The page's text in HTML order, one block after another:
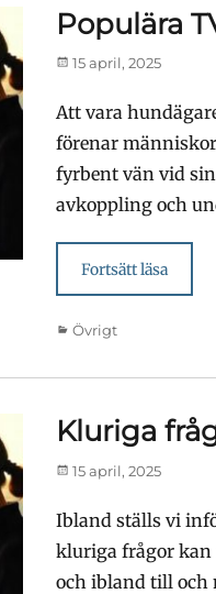
Populära
Publicerad
15 april, 2025
Att vara
förenar
fyrbent vän vid
avkoppling och
Fortsätt läsa
Kategorier
Övrigt
Kluriga
Publicerad
15 april, 2025
Ibland ställs vi
kluriga frågor kan
och ibland till och